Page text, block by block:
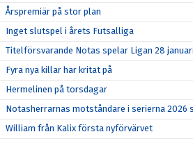
Årspremiär på stor plan
Inget slutspel i årets Futsalliga
Titelförsvarande Notas spelar Ligan 28 januari
Fyra nya killar har kritat på
Hermelinen på torsdagar
Notasherrarnas motståndare i serierna 2026
William från Kalix första nyförvärvet